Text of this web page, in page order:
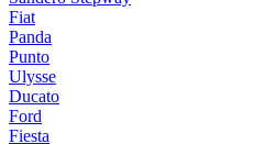
Fiat
Panda
Punto
Ulysse
Ducato
Ford
Fiesta